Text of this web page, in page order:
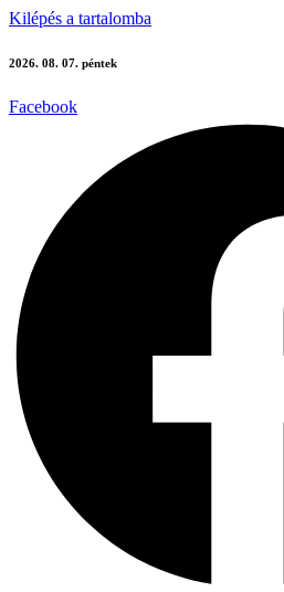
Kilépés a tartalomba
2026. 08. 07. péntek
Facebook